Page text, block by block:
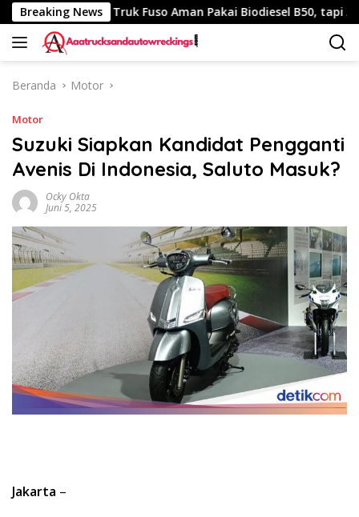
Langsung
ke
konten
Breaking News
Km Truk Fuso Aman Pakai Biodiesel B50, tapi Ada
Beranda Motor
Motor
Suzuki Siapkan Kandidat Pengganti
Avenis Di Indonesia, Saluto Masuk?
Ocky Okta
Juni 5, 2025
Jakarta –